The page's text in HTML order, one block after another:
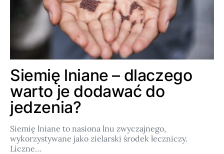
Siemię lniane – dlaczego
warto je dodawać do
jedzenia?
Siemię lniane to nasiona lnu zwyczajnego,
wykorzystywane jako zielarski środek leczniczy.
Liczne…